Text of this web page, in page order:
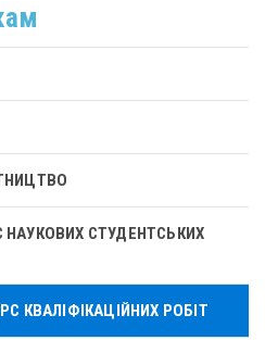
СТУДЕНТСЬКИХ
КВАЛІФІКАЦІЙНИХ РОБІТ